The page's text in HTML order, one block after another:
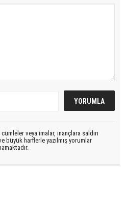
veya imalar, inançlara saldırı
büyük harflerle yazılmış yorumlar